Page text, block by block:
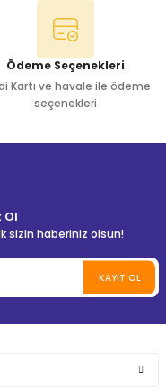
Ödeme Seçenekleri
Kartı ve havale ile ödeme
seçenekleri
Ol
sizin haberiniz olsun!
KAYIT OL